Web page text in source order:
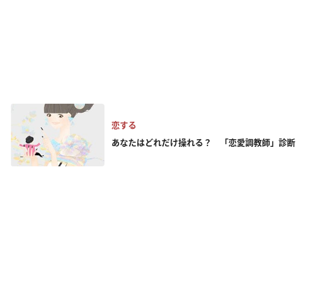
恋する
あなたはどれだけ操れる？ 「恋愛調教師」診断